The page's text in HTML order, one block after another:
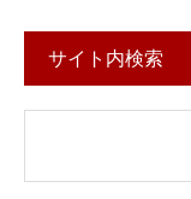
サイト内検索